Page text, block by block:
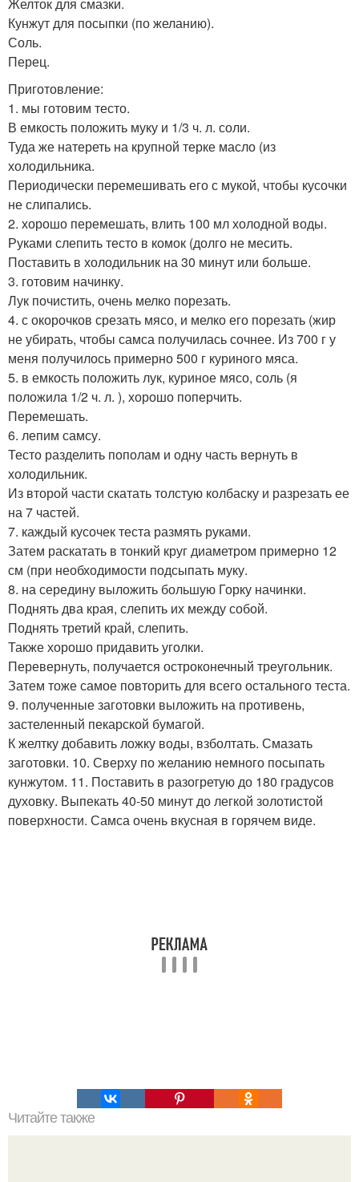
Желток для смазки.
Кунжут для посыпки (по желанию).
Соль.
Перец.
Приготовление:
1. мы готовим тесто.
В емкость положить муку и 1/3 ч. л. соли.
Туда же натереть на крупной терке масло (из
холодильника.
Периодически перемешивать его с мукой, чтобы кусочки
не слипались.
2. хорошо перемешать, влить 100 мл холодной воды.
Руками слепить тесто в комок (долго не месить.
Поставить в холодильник на 30 минут или больше.
3. готовим начинку.
Лук почистить, очень мелко порезать.
4. с окорочков срезать мясо, и мелко его порезать (жир
не убирать, чтобы самса получилась сочнее. Из 700 г у
меня получилось примерно 500 г куриного мяса.
5. в емкость положить лук, куриное мясо, соль (я
положила 1/2 ч. л. ), хорошо поперчить.
Перемешать.
6. лепим самсу.
Тесто разделить пополам и одну часть вернуть в
холодильник.
Из второй части скатать толстую колбаску и разрезать ее
на 7 частей.
7. каждый кусочек теста размять руками.
Затем раскатать в тонкий круг диаметром примерно 12
см (при необходимости подсыпать муку.
8. на середину выложить большую Горку начинки.
Поднять два края, слепить их между собой.
Поднять третий край, слепить.
Также хорошо придавить уголки.
Перевернуть, получается остроконечный треугольник.
Затем тоже самое повторить для всего остального теста.
9. полученные заготовки выложить на противень,
застеленный пекарской бумагой.
К желтку добавить ложку воды, взболтать. Смазать
заготовки. 10. Сверху по желанию немного посыпать
кунжутом. 11. Поставить в разогретую до 180 градусов
духовку. Выпекать 40-50 минут до легкой золотистой
поверхности. Самса очень вкусная в горячем виде.
Читайте также